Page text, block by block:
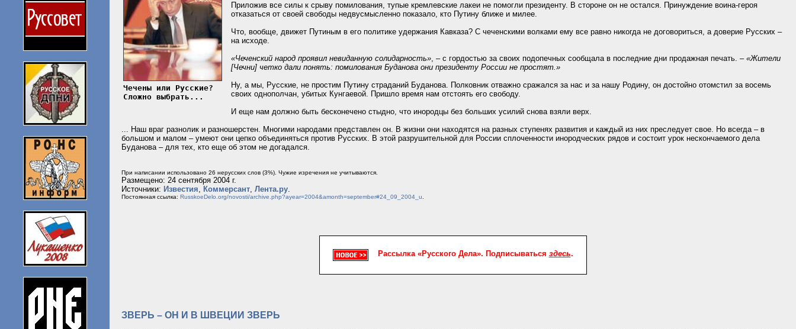
Чечены или Русские?
Сложно выбрать...
Приложив все силы к срыву помилования, тупые кремлевские лакеи не помогли президенту. В стороне он не остался. Принуждение воина-героя
отказаться от своей свободы недвусмысленно показало, кто Путину ближе и милее.
Что, вообще, движет Путиным в его политике удержания Кавказа? С чеченскими волками ему все равно никогда не договориться, а доверие Русских –
на исходе.
«Чеченский народ проявил невиданную солидарность», – с гордостью за своих подопечных сообщала в последние дни продажная печать. – «Жители
[Чечни] четко дали понять: помилования Буданова они президенту России не простят.»
Ну, а мы, Русские, не простим Путину страданий Буданова. Полковник отважно сражался за нас и за нашу Родину, он достойно отомстил за восемь
своих однополчан, убитых Кунгаевой. Пришло время нам отстоять его свободу.
И еще нам должно быть бесконечено стыдно, что инородцы без больших усилий снова взяли верх.
... Наш враг разнолик и разношерстен. Многими народами представлен он. В жизни они находятся на разных ступенях развития и каждый из них преследует свое. Но всегда – в
большом и малом – умеют они цепко объединяться против Русских. В этой разрушительной для России сплоченности инородческих рядов и состоит урок нескончаемого дела
Буданова – для тех, кто еще об этом не догадался.
При написании использовано 26 нерусских слов (3%). Чужие изречения не учитываются.
Размещено: 24 сентября 2004 г.
Источники: Известия, Коммерсант, Лента.ру.
Постоянная ссылка: RusskoeDelo.org/novosti/archive.php?ayear=2004&amonth=september#24_09_2004_u
Рассылка «Русского Дела». Подписываться здесь.
ЗВЕРЬ – ОН И В ШВЕЦИИ ЗВЕРЬ